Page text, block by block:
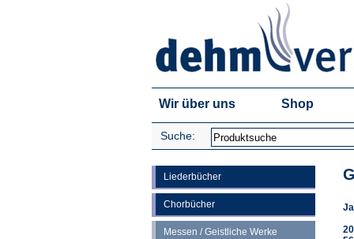
Wir über uns Shop
Suche:
Liederbücher
Chorbücher
Messen / Geistliche Werke